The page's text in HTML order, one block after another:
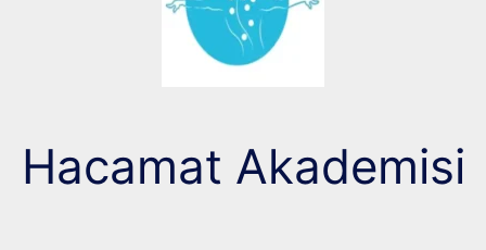
Hacamat Akademisi